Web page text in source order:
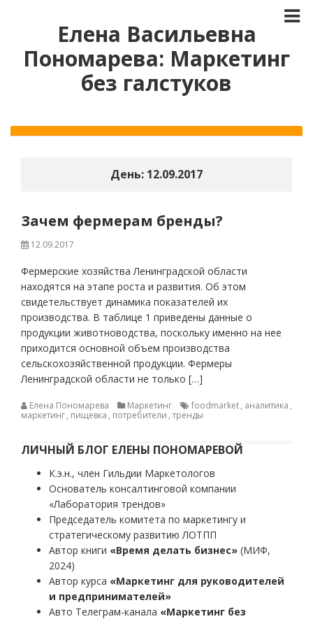
Елена Васильевна
Пономарева: Маркетинг
без галстуков
День: 12.09.2017
Зачем фермерам бренды?
12.09.2017
Фермерские хозяйства Ленинградской области
находятся на этапе роста и развития. Об этом
свидетельствует динамика показателей их
производства. В таблице 1 приведены данные о
продукции животноводства, поскольку именно на нее
приходится основной объем производства
сельскохозяйственной продукции. Фермеры
Ленинградской области не только […]
Елена Пономарева Маркетинг foodmarket, аналитика ,
маркетинг, пищевка , потребители , тренды
ЛИЧНЫЙ БЛОГ ЕЛЕНЫ ПОНОМАРЕВОЙ
К.э.н., член Гильдии Маркетологов
Основатель консалтинговой компании
«Лаборатория трендов»
Председатель комитета по маркетингу и
стратегическому развитию ЛОТПП
Автор книги «Время делать бизнес» (МИФ,
2024)
Автор курса «Маркетинг для руководителей
и предпринимателей»
Авто Телеграм-канала «Маркетинг без